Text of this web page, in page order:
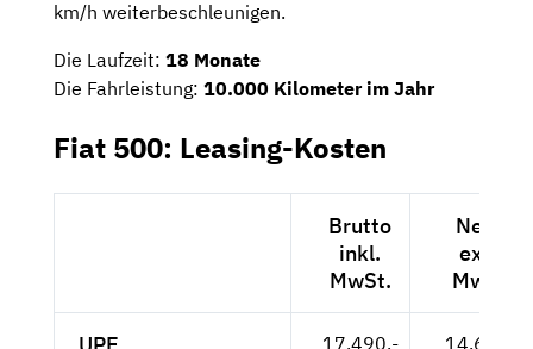
km/h weiterbeschleunigen.
Die Laufzeit: 18 Monate
Die Fahrleistung: 10.000 Kilometer im Jahr
Fiat 500: Leasing-Kosten
Brutto
inkl.
MwSt.
Netto
exkl.
MwSt.
17.490,-
14.697,-